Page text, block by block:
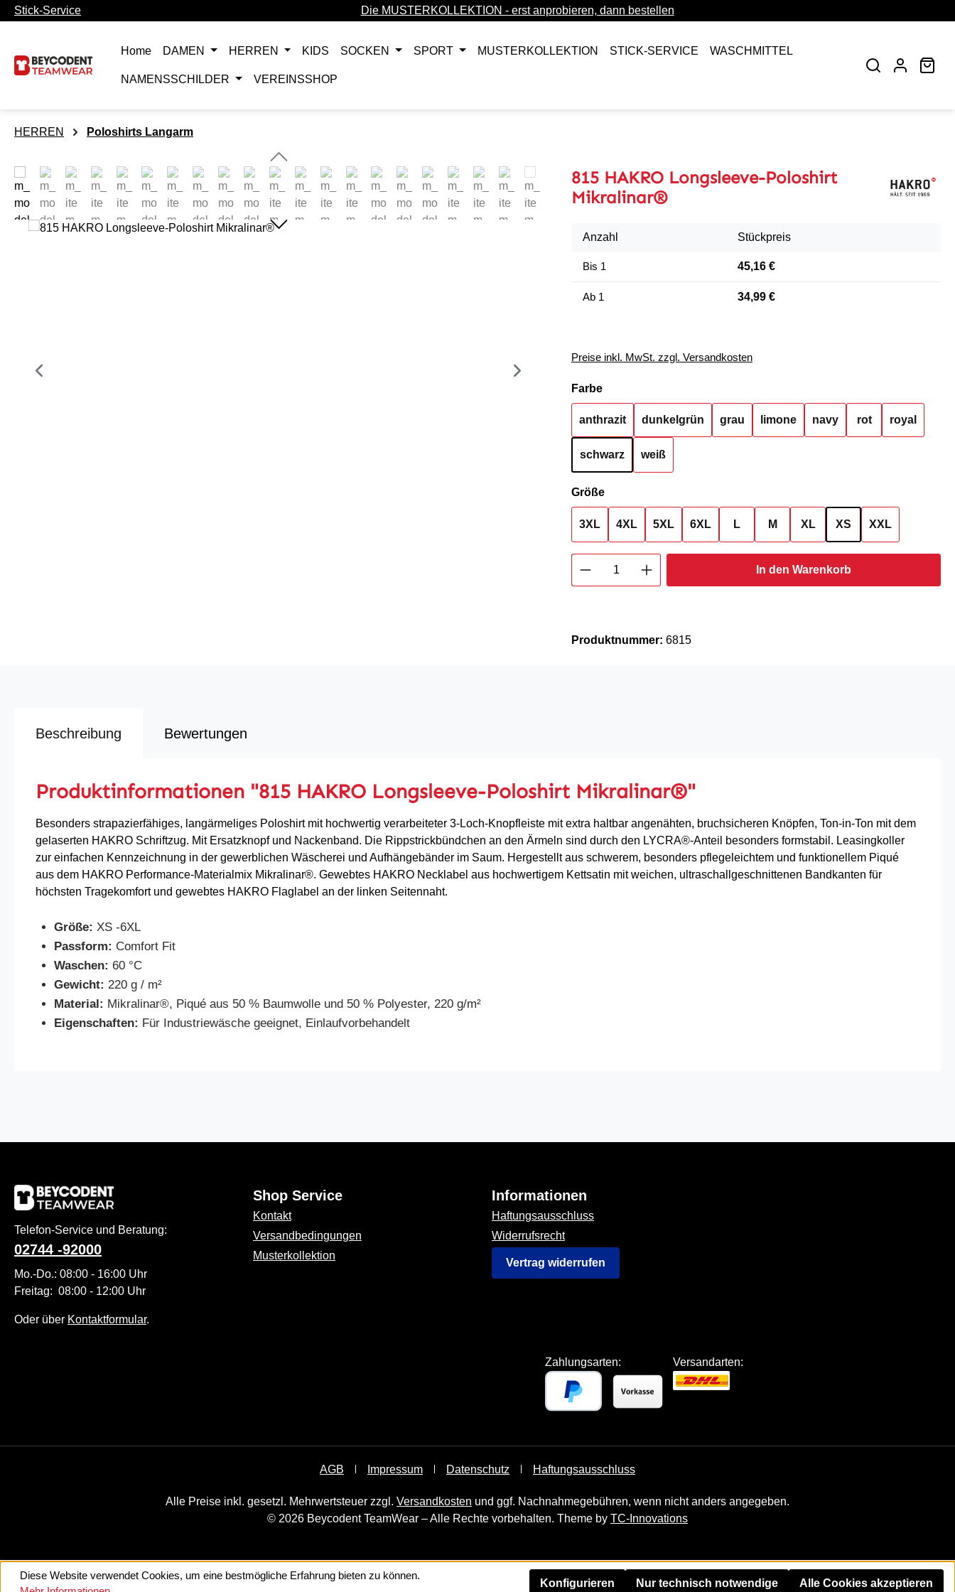
Hauptinhalt springen
Zur Suche springen
Zur Hauptnavigation springen
Stick-Service Die MUSTERKOLLEKTION - erst anprobieren, dann bestellen
Home DAMEN HERREN KIDS SOCKEN SPORT MUSTERKOLLEKTION STICK-SERVICE WASCHMITTEL
NAMENSSCHILDER VEREINSSHOP
HERREN Poloshirts Langarm
Bildergalerie überspringen
815 HAKRO Longsleeve-Poloshirt
Mikralinar®
Anzahl Stückpreis
Bis 1 45,16 €
Ab 1 34,99 €
Preise inkl. MwSt. zzgl. Versandkosten
Farbeauswählen
anthrazit dunkelgrün grau limone navy rot royal
schwarz weiß
Größeauswählen
3XL 4XL 5XL 6XL L M XL XS XXL
Produkt Anzahl: Gib den gewünschten Wert ein
In den Warenkorb
Produktnummer: 6815
Beschreibung Bewertungen
Produktinformationen "815 HAKRO Longsleeve-Poloshirt Mikralinar®"
Besonders strapazierfähiges, langärmeliges Poloshirt mit hochwertig verarbeiteter 3-Loch-Knopfleiste mit extra haltbar angenähten, bruchsicheren Knöpfen, Ton-in-Ton mit dem
gelaserten HAKRO Schriftzug. Mit Ersatzknopf und Nackenband. Die Rippstrickbündchen an den Ärmeln sind durch den LYCRA®-Anteil besonders formstabil. Leasingkoller
zur einfachen Kennzeichnung in der gewerblichen Wäscherei und Aufhängebänder im Saum. Hergestellt aus schwerem, besonders pflegeleichtem und funktionellem Piqué
aus dem HAKRO Performance-Materialmix Mikralinar®. Gewebtes HAKRO Necklabel aus hochwertigem Kettsatin mit weichen, ultraschallgeschnittenen Bandkanten für
höchsten Tragekomfort und gewebtes HAKRO Flaglabel an der linken Seitennaht.
Größe: XS -6XL
Passform: Comfort Fit
Waschen: 60 °C
Gewicht: 220 g / m²
Material: Mikralinar®, Piqué aus 50 % Baumwolle und 50 % Polyester, 220 g/m²
Eigenschaften: Für Industriewäsche geeignet, Einlaufvorbehandelt
Telefon-Service und Beratung:
02744 -92000
Mo.-Do.: 08:00 - 16:00 Uhr
Freitag: 08:00 - 12:00 Uhr
Oder über Kontaktformular.
Shop Service
Kontakt
Versandbedingungen
Musterkollektion
Informationen
Haftungsausschluss
Widerrufsrecht
Vertrag widerrufen
Zahlungsarten: Versandarten:
AGB Impressum Datenschutz Haftungsausschluss
Alle Preise inkl. gesetzl. Mehrwertsteuer zzgl. Versandkosten und ggf. Nachnahmegebühren, wenn nicht anders angegeben.
© 2026 Beycodent TeamWear – Alle Rechte vorbehalten. Theme by TC-Innovations
Diese Website verwendet Cookies, um eine bestmögliche Erfahrung bieten zu können.
Nur technisch notwendige
Konfigurieren Alle Cookies akzeptieren